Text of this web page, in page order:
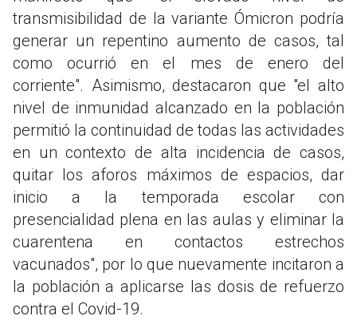
transmisibilidad de la variante Ómicron podría
generar un repentino aumento de casos, tal
como ocurrió en el mes de enero del
corriente". Asimismo, destacaron que "el alto
nivel de inmunidad alcanzado en la población
permitió la continuidad de todas las actividades
en un contexto de alta incidencia de casos,
quitar los aforos máximos de espacios, dar
inicio a la temporada escolar con
presencialidad plena en las aulas y eliminar la
cuarentena en contactos estrechos
vacunados", por lo que nuevamente incitaron a
la población a aplicarse las dosis de refuerzo
contra el Covid-19.